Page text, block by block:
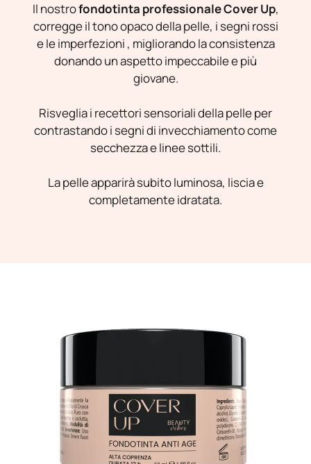
Il nostrofondotinta professionale Cover Up,
corregge il tono opaco della pelle, i segni rossi
e le imperfezioni , migliorando la consistenza
donando un aspetto impeccabile e più
giovane.
Risveglia i recettori sensoriali della pelle per
contrastando i segni di invecchiamento come
secchezza e linee sottili.
La pelle apparirà subito luminosa, liscia e
completamente idratata.